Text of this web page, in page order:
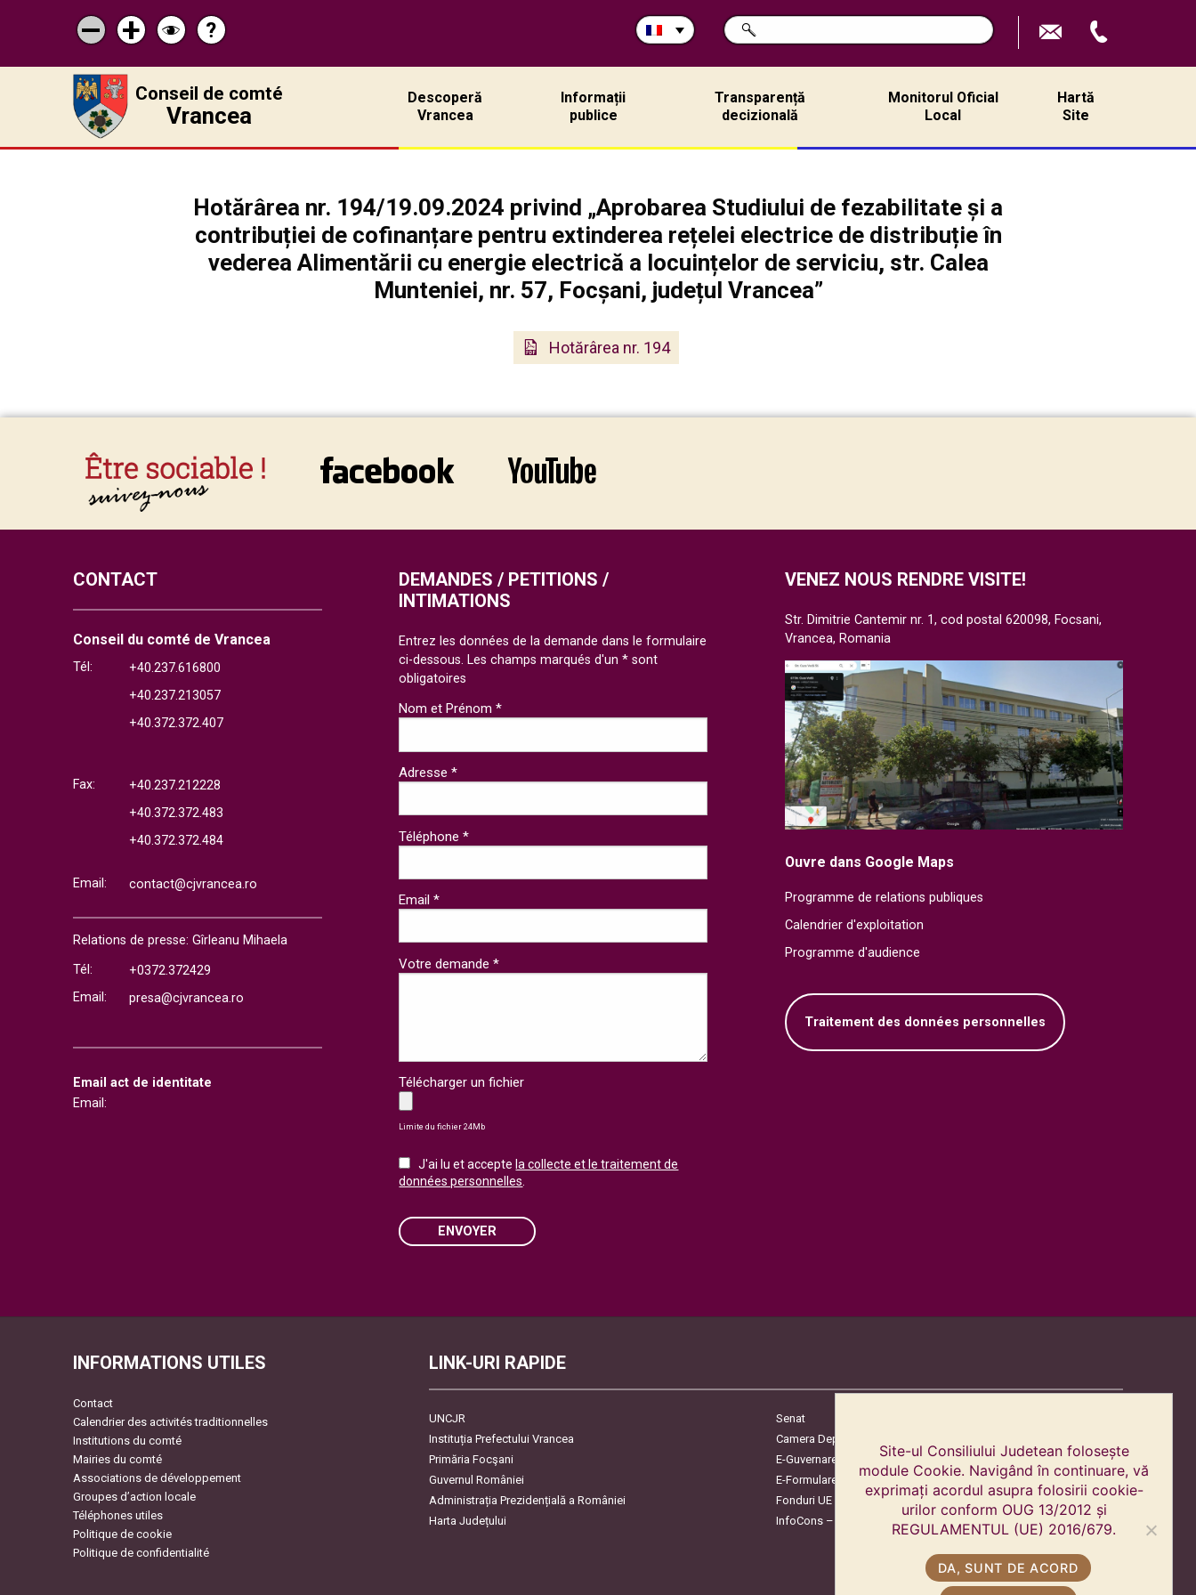
Micșorează
scrisul
Mărește
scrisul
Schimbă
contrastul
Pagina
de
ajutor
?
Rechercher
sur
CHERCHER
Conseil de comté
Vrancea
Descoperă
Vrancea
Informații
publice
Transparență
decizională
Monitorul Oficial
Local
Hartă
Site
Hotărârea nr. 194/19.09.2024 privind „Aprobarea Studiului de fezabilitate și a
contribuției de cofinanțare pentru extinderea rețelei electrice de distribuție în
vederea Alimentării cu energie electrică a locuințelor de serviciu, str. Calea
Munteniei, nr. 57, Focșani, județul Vrancea”
Hotărârea nr. 194
CONTACT
Conseil du comté de Vrancea
Tél:
+40.237.616800
+40.237.213057
+40.372.372.407
Fax:
+40.237.212228
+40.372.372.483
+40.372.372.484
Email: contact@cjvrancea.ro
Relations de presse: Gîrleanu Mihaela
Tél:
+0372.372429
Email:
presa@cjvrancea.ro
Email act de identitate
Email:
VENEZ NOUS RENDRE VISITE!
Str. Dimitrie Cantemir nr. 1, cod postal 620098, Focsani,
Vrancea, Romania
Ouvre dans Google Maps
Programme de relations publiques
Calendrier d'exploitation
Programme d'audience
Traitement des données personnelles
DEMANDES / PETITIONS /
INTIMATIONS
Entrez les données de la demande dans le formulaire
ci-dessous. Les champs marqués d'un * sont
obligatoires
Nom et Prénom *
Adresse *
Téléphone *
Email *
Votre demande *
Télécharger un fichier
Limite du fichier 24Mb
J'ai lu et accepte la collecte et le traitement de
données personnelles.
ENVOYER
INFORMATIONS UTILES
Contact
Calendrier des activités traditionnelles
Institutions du comté
Mairies du comté
Associations de développement
Groupes d’action locale
Téléphones utiles
Politique de cookie
Politique de confidentialité
LINK-URI RAPIDE
UNCJR
Senat
Instituția Prefectului Vrancea
Camera Deputaților
Primăria Focşani
E-Guvernare
Guvernul României
E-Formulare
Administrația Prezidențială a României
Fonduri UE
Harta Județului
InfoCons – Protecția Consumatorilor
Site-ul Consiliului Judetean folosește
module Cookie. Navigând în continuare, vă
exprimați acordul asupra folosirii cookie-
urilor conform OUG 13/2012 și
REGULAMENTUL (UE) 2016/679.
DA, SUNT DE ACORD